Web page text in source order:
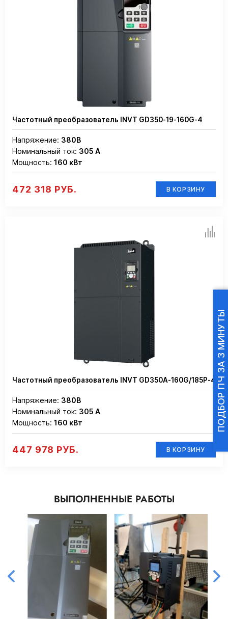
Частотный преобразователь INVT GD350-19-160G-4
Напряжение: 380В
Номинальный ток: 305 А
Мощность: 160 кВт
472 318 РУБ. В КОРЗИНУ
Частотный преобразователь INVT GD350A-160G/185P-4
Напряжение: 380В
Номинальный ток: 305 А
Мощность: 160 кВт
447 978 РУБ. В КОРЗИНУ
ВЫПОЛНЕННЫЕ РАБОТЫ
ПОДБОР ПЧ ЗА 3 МИНУТЫ